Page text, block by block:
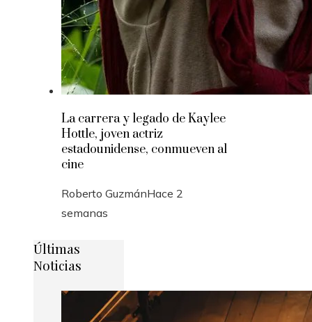
La carrera y legado de Kaylee
Hottle, joven actriz
estadounidense, conmueven al
cine
Roberto GuzmánHace 2
semanas
Últimas
Noticias